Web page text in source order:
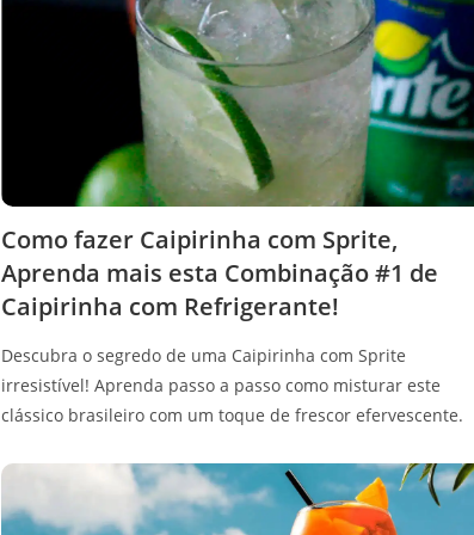
Como fazer Caipirinha com Sprite,
Aprenda mais esta Combinação #1 de
Caipirinha com Refrigerante!
Descubra o segredo de uma Caipirinha com Sprite
irresistível! Aprenda passo a passo como misturar este
clássico brasileiro com um toque de frescor efervescente.